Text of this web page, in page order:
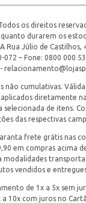
os direitos
durarem os
Rua Júlio de Castilhos,
072 – Fone: 0800 000
não cumulativas.
diretamente
selecionada de itens.
das respectivas
frete grátis nas
em compras acima
modalidades
vendidos e
de 1x a 5x sem
a 10x com juros no